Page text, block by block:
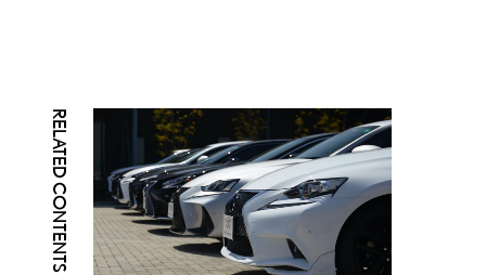
RELATED CONTENTS